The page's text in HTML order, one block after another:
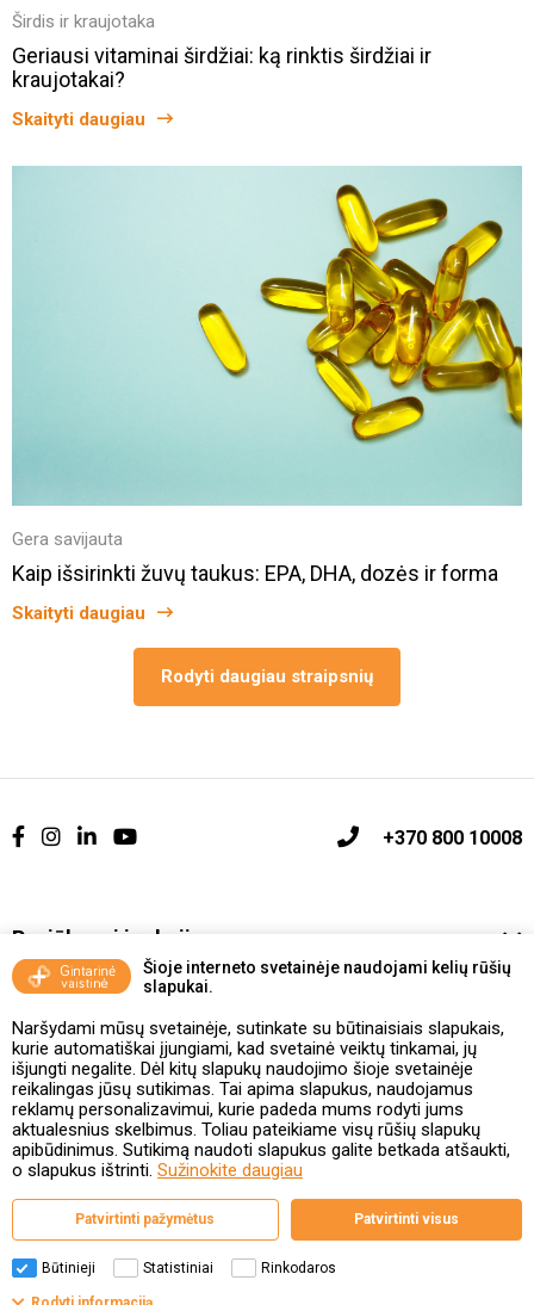
Šioje interneto svetainėje naudojami kelių rūšių
slapukai.
Naršydami mūsų svetainėje, sutinkate su būtinaisiais slapukais,
kurie automatiškai įjungiami, kad svetainė veiktų tinkamai, jų
išjungti negalite. Dėl kitų slapukų naudojimo šioje svetainėje
reikalingas jūsų sutikimas. Tai apima slapukus, naudojamus
reklamų personalizavimui, kurie padeda mums rodyti jums
aktualesnius skelbimus. Toliau pateikiame visų rūšių slapukų
apibūdinimus. Sutikimą naudoti slapukus galite betkada atšaukti,
o slapukus ištrinti. Sužinokite daugiau
Patvirtinti pažymėtus Patvirtinti visus
Būtinieji Statistiniai Rinkodaros
Širdis ir kraujotaka
Geriausi vitaminai širdžiai: ką rinktis širdžiai ir
kraujotakai?
Skaityti daugiau
Gera savijauta
Kaip išsirinkti žuvų taukus: EPA, DHA, dozės ir forma
Skaityti daugiau
Rodyti daugiau straipsnių
+370 800 10008
Pasiūlymai ir akcijos
Vakcinavimo tvarka ir taisyklės
Kontaktai ir Karjera
Taisyklės ir politika
Valstybinė vaistų kontrolės tarnyba
prie Lietuvos Respublikos sveikatos apsaugos ministerijos
Studentų g. 45A, 08107 Vilnius | +370 5 263 9264
www.vvkt.lt | vvkt@vvkt.lt